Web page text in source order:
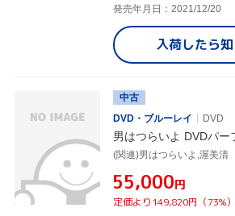
発売年月日：2021/12/20
入荷したら
中古
DVD・ブルーレイ
DVD
男はつらいよ DVDパー
(関連)男はつらいよ,渥美清
¥55,000円
定価より149,820円（73%